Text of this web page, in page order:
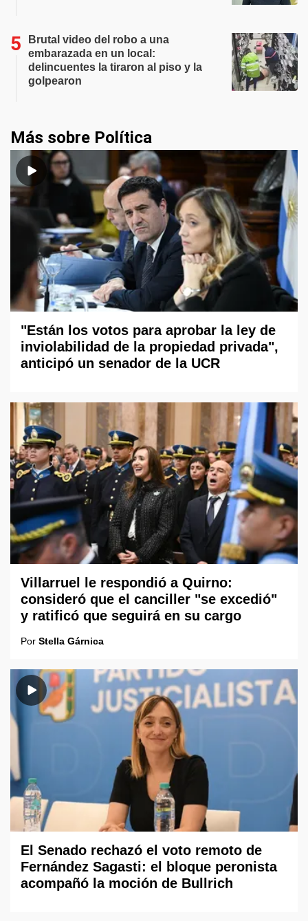
Brutal video del robo a una
embarazada en un local:
delincuentes la tiraron al piso y la
golpearon
Más sobre Política
"Están los votos para aprobar la ley de
inviolabilidad de la propiedad privada",
anticipó un senador de la UCR
Villarruel le respondió a Quirno:
consideró que el canciller "se excedió"
y ratificó que seguirá en su cargo
Por Stella Gárnica
El Senado rechazó el voto remoto de
Fernández Sagasti: el bloque peronista
acompañó la moción de Bullrich